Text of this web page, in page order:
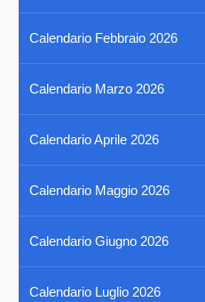
Calendario Febbraio 2026
Calendario Marzo 2026
Calendario Aprile 2026
Calendario Maggio 2026
Calendario Giugno 2026
Calendario Luglio 2026